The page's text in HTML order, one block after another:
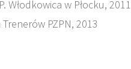
Włodkowica w Płocku, 2011
Trenerów PZPN, 2013